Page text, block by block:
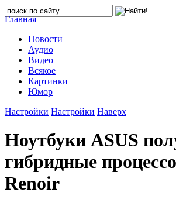
Главная
Новости
Аудио
Видео
Всякое
Картинки
Юмор
Настройки Настройки Наверх
Ноутбуки ASUS
гибридные
Renoir